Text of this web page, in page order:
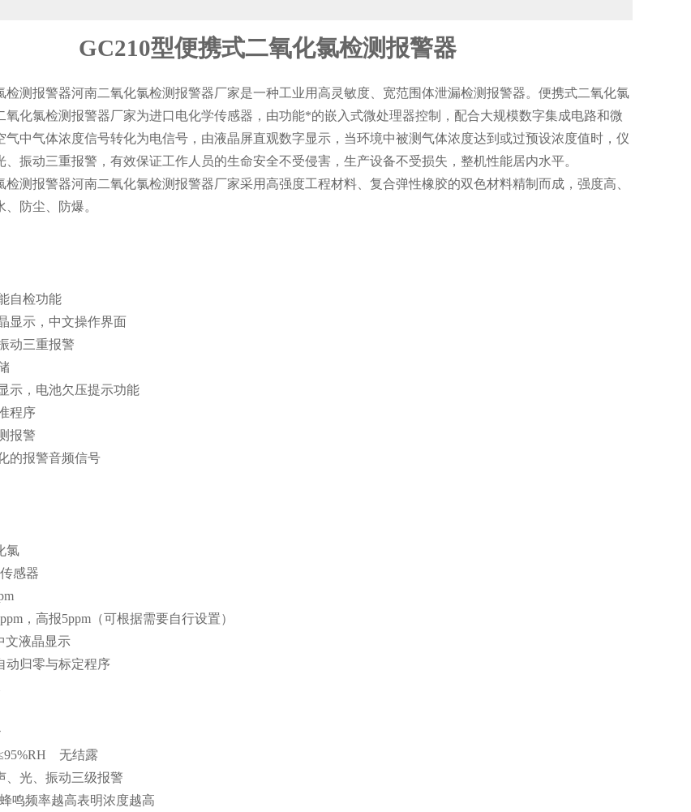
GC210型便携式二氧化氯检测报警器
检测报警器河南二氧化氯检测报警器厂家是一种工业用高灵敏度、宽范围体泄漏检测报警器。便携式二氧化氯
氧化氯检测报警器厂家为进口电化学传感器，由功能*的嵌入式微处理器控制，配合大规模数字集成电路和微
气中气体浓度信号转化为电信号，由液晶屏直观数字显示，当环境中被测气体浓度达到或过预设浓度值时，仪
、振动三重报警，有效保证工作人员的生命安全不受侵害，生产设备不受损失，整机性能居内水平。
测报警器河南二氧化氯检测报警器厂家采用高强度工程材料、复合弹性橡胶的双色材料精制而成，强度高、
防尘、防爆。
自检功能
显示，中文操作界面
动三重报警
示，电池欠压提示功能
程序
报警
的报警音频信号
氯
感器
，高报5ppm（可根据需要自行设置）
液晶显示
归零与标定程序
无结露
、光、振动三级报警
鸣频率越高表明浓度越高